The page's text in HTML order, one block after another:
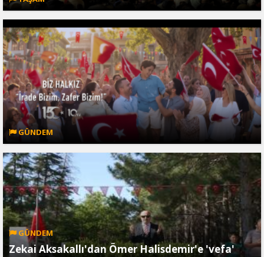
GÜNDEM
GÜNDEM
Zekai Aksakallı'dan Ömer Halisdemir'e 'vefa'